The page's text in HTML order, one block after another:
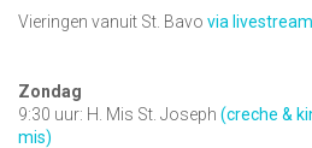
Vieringen vanuit St. Bavo via livestream
Zondag
9:30 uur: H. Mis St. Joseph (creche &
mis)